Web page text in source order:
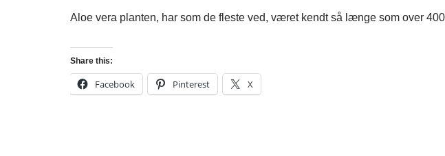
Aloe vera planten, har som de fleste ved, været kendt så længe som over
Share this:
Facebook Pinterest X